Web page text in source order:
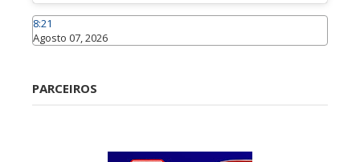
8:21
Agosto 07, 2026
PARCEIROS